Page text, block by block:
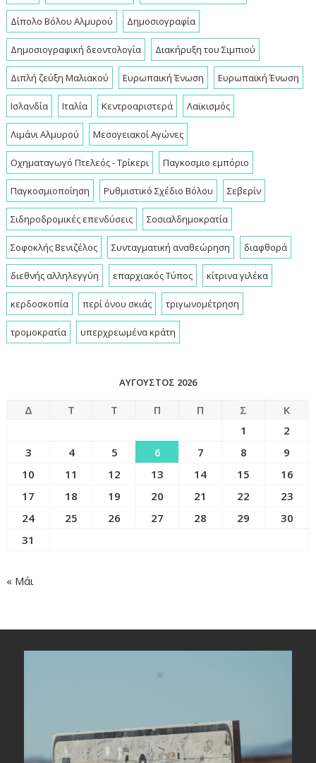
Δίπολο Βόλου Αλμυρού Δημοσιογραφία
Δημοσιογραφική δεοντολογία Διακήρυξη του Σιμπιού
Διπλή ζεύξη Μαλιακού Ευρωπαική Ένωση Ευρωπαϊκή Ένωση
Ισλανδία Ιταλία Κεντροαριστερά Λαϊκισμός
Λιμάνι Αλμυρού Μεσογειακοί Αγώνες
Οχηματαγωγό Πτελεός - Τρίκερι Παγκοσμιο εμπόριο
Παγκοσμιοποίηση Ρυθμιστικό Σχέδιο Βόλου Σεβερίν
Σιδηροδρομικές επενδύσεις Σοσιαλδημοκρατία
Σοφοκλής Βενιζέλος Συνταγματική αναθεώρηση διαφθορά
διεθνής αλληλεγγύη επαρχιακός Τύπος κίτρινα γιλέκα
κερδοσκοπία περί όνου σκιάς τριγωνομέτρηση
τρομοκρατία υπερχρεωμένα κράτη
ΑΎΓΟΥΣΤΟΣ 2026
Δ Τ Τ Π Π Σ
Κ
1
2
3
4 5 6 7 8
9
10
11 12 13 14 15
16
17
18 19 20 21 22
23
24
25 26 27 28 29
30
31
« Μάι